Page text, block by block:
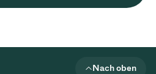
Nach oben